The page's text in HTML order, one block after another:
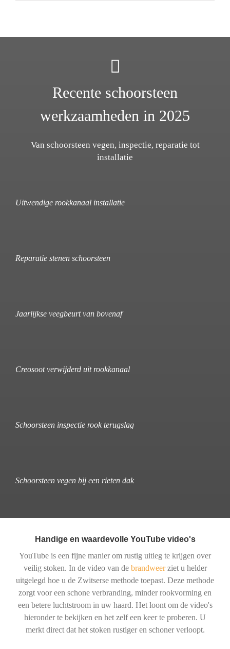
Recente schoorsteen
werkzaamheden in 2025
Van schoorsteen vegen, inspectie, reparatie tot
installatie
Uitwendige rookkanaal installatie
Reparatie stenen schoorsteen
Jaarlijkse veegbeurt van bovenaf
Creosoot verwijderd uit rookkanaal
Schoorsteen inspectie rook terugslag
Schoorsteen vegen bij een rieten dak
Handige en waardevolle YouTube video's
YouTube is een fijne manier om rustig uitleg te krijgen over
veilig stoken. In de video van de brandweerziet u helder
uitgelegd hoe u de Zwitserse methode toepast. Deze methode
zorgt voor een schone verbranding, minder rookvorming en
een betere luchtstroom in uw haard. Het loont om de video's
hieronder te bekijken en het zelf een keer te proberen. U
merkt direct dat het stoken rustiger en schoner verloopt.